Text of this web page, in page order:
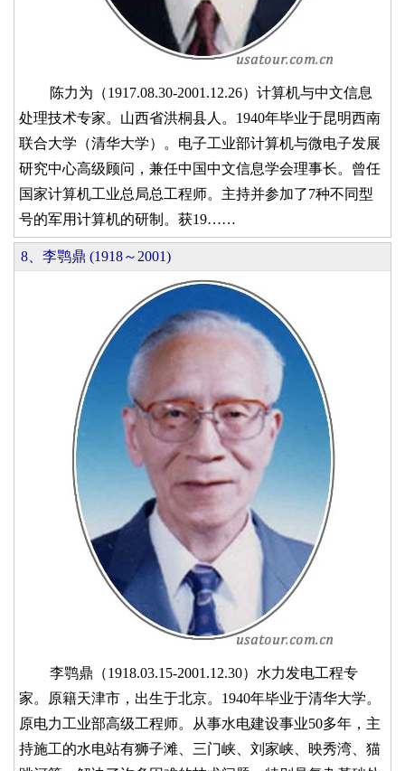
陈力为（1917.08.30-2001.12.26）计算机与中文信息
处理技术专家。山西省洪桐县人。1940年毕业于昆明西南
联合大学（清华大学）。电子工业部计算机与微电子发展
研究中心高级顾问，兼任中国中文信息学会理事长。曾任
国家计算机工业总局总工程师。主持并参加了7种不同型
号的军用计算机的研制。获19……
8、李鹗鼎 (1918～2001)
李鹗鼎（1918.03.15-2001.12.30）水力发电工程专
家。原籍天津市，出生于北京。1940年毕业于清华大学。
原电力工业部高级工程师。从事水电建设事业50多年，主
持施工的水电站有狮子滩、三门峡、刘家峡、映秀湾、猫